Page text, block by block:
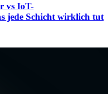
vs IoT-
jede Schicht wirklich tut